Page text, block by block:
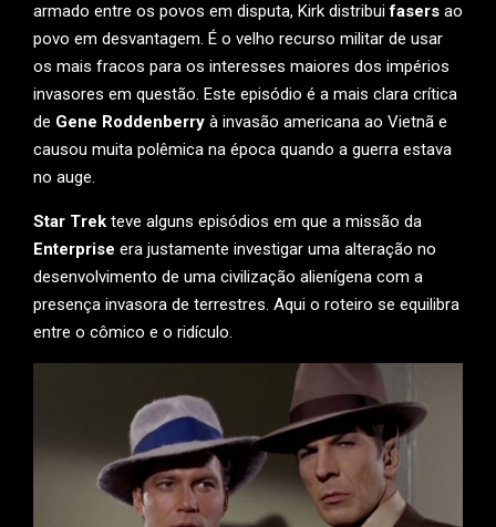
armado entre os povos em disputa, Kirk distribuifasers ao
povo em desvantagem. É o velho recurso militar de usar
os mais fracos para os interesses maiores dos impérios
invasores em questão. Este episódio é a mais clara crítica
de Gene Roddenberry à invasão americana ao Vietnã e
causou muita polêmica na época quando a guerra estava
no auge.
Star Trek teve alguns episódios em que a missão da
Enterprise era justamente investigar uma alteração no
desenvolvimento de uma civilização alienígena com a
presença invasora de terrestres. Aqui o roteiro se equilibra
entre o cômico e o ridículo.